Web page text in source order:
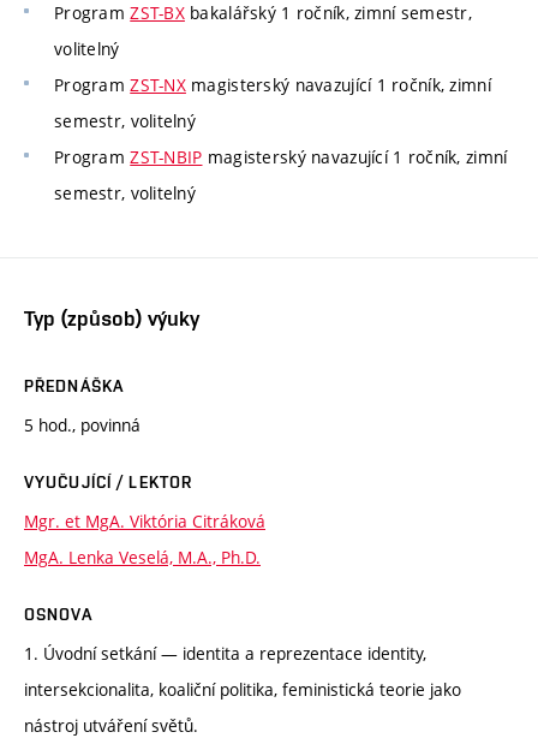
ProgramZST-BXbakalářský 1 ročník, zimní semestr,
volitelný
ProgramZST-NXmagisterský navazující 1 ročník, zimní
semestr, volitelný
ProgramZST-NBIP magisterský navazující 1 ročník, zimní
semestr, volitelný
Typ (způsob) výuky
PŘEDNÁŠKA
5 hod., povinná
VYUČUJÍCÍ / LEKTOR
Mgr. et MgA. Viktória Citráková
MgA. Lenka Veselá, M.A., Ph.D.
OSNOVA
1. Úvodní setkání — identita a reprezentace identity,
intersekcionalita, koaliční politika, feministická teorie jako
nástroj utváření světů.